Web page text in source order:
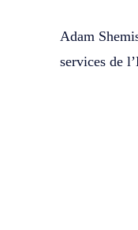
Adam
services de